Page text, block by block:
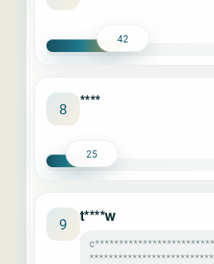
42
8 ****
25
9 t****w